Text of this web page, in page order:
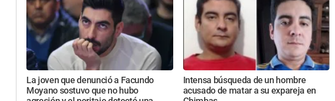
La joven que denunció a Facundo
Moyano sostuvo que no hubo
Intensa búsqueda de un hombre
acusado de matar a su expareja en